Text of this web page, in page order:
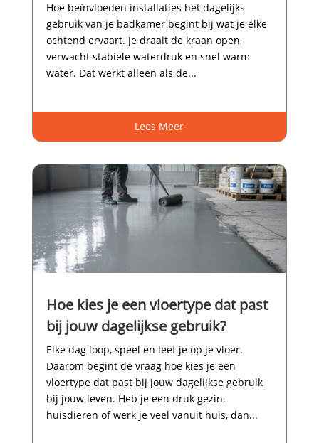
Hoe beïnvloeden installaties het dagelijks
gebruik van je badkamer begint bij wat je elke
ochtend ervaart.​ Je draait de kraan open,
verwacht stabiele waterdruk en snel warm
water.​ Dat werkt alleen als de...
Lees Meer
Hoe kies je een vloertype dat past
bij jouw dagelijkse gebruik?
Elke dag loop, speel en leef je op je vloer.​
Daarom begint de vraag hoe kies je een
vloertype dat past bij jouw dagelijkse gebruik
bij jouw leven.​ Heb je een druk gezin,
huisdieren of werk je veel vanuit huis, dan...